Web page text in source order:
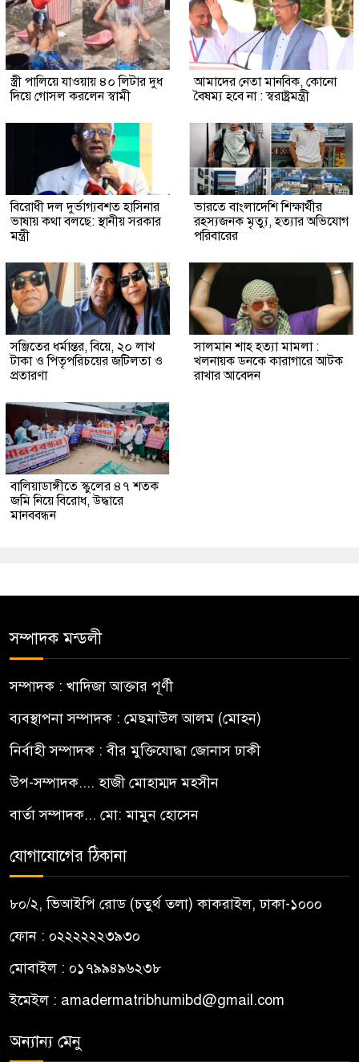
স্ত্রী পালিয়ে যাওয়ায় ৪০ লিটার দুধ
দিয়ে গোসল করলেন স্বামী
আমাদের নেতা মানবিক, কোনো
বৈষম্য হবে না : স্বরাষ্ট্রমন্ত্রী
বিরোধী দল দুর্ভাগ্যবশত হাসিনার
ভাষায় কথা বলছে: স্থানীয় সরকার
মন্ত্রী
ভারতে বাংলাদেশি শিক্ষার্থীর
রহস্যজনক মৃত্যু, হত্যার অভিযোগ
পরিবারের
সঞ্জিতের ধর্মান্তর, বিয়ে, ২০ লাখ
টাকা ও পিতৃপরিচয়ের জটিলতা ও
প্রতারণা
সালমান শাহ হত্যা মামলা :
খলনায়ক ডনকে কারাগারে আটক
রাখার আবেদন
বালিয়াডাঙ্গীতে স্কুলের ৪৭ শতক
জমি নিয়ে বিরোধ, উদ্ধারে
মানববন্ধন
সম্পাদক মন্ডলী
সম্পাদক : খাদিজা আক্তার পূর্ণী
ব্যবস্থাপনা সম্পাদক : মেছমাউল আলম (মোহন)
নির্বাহী সম্পাদক : বীর মুক্তিযোদ্ধা জোনাস ঢাকী
উপ-সম্পাদক.... হাজী মোহাম্মদ মহসীন
বার্তা সম্পাদক... মো: মামুন হোসেন
যোগাযোগের ঠিকানা
৮০/২, ভিআইপি রোড (চতুর্থ তলা) কাকরাইল, ঢাকা-১০০০
ফোন : ০২২২২২২৩৯৩০
মোবাইল : ০১৭৯৯৪৯৬২৩৮
ইমেইল : amadermatribhumibd@gmail.com
অন্যান্য মেনু